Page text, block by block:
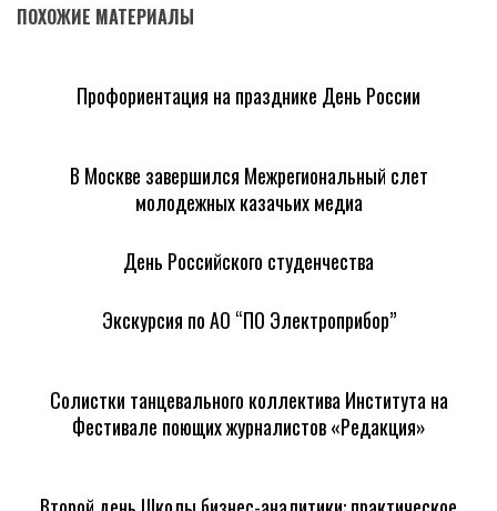
ПОХОЖИЕ МАТЕРИАЛЫ
Профориентация на празднике День России
В Москве завершился Межрегиональный слет
молодежных казачьих медиа
День Российского студенчества
Экскурсия по АО “ПО Электроприбор”
Солистки танцевального коллектива Института на
Фестивале поющих журналистов «Редакция»